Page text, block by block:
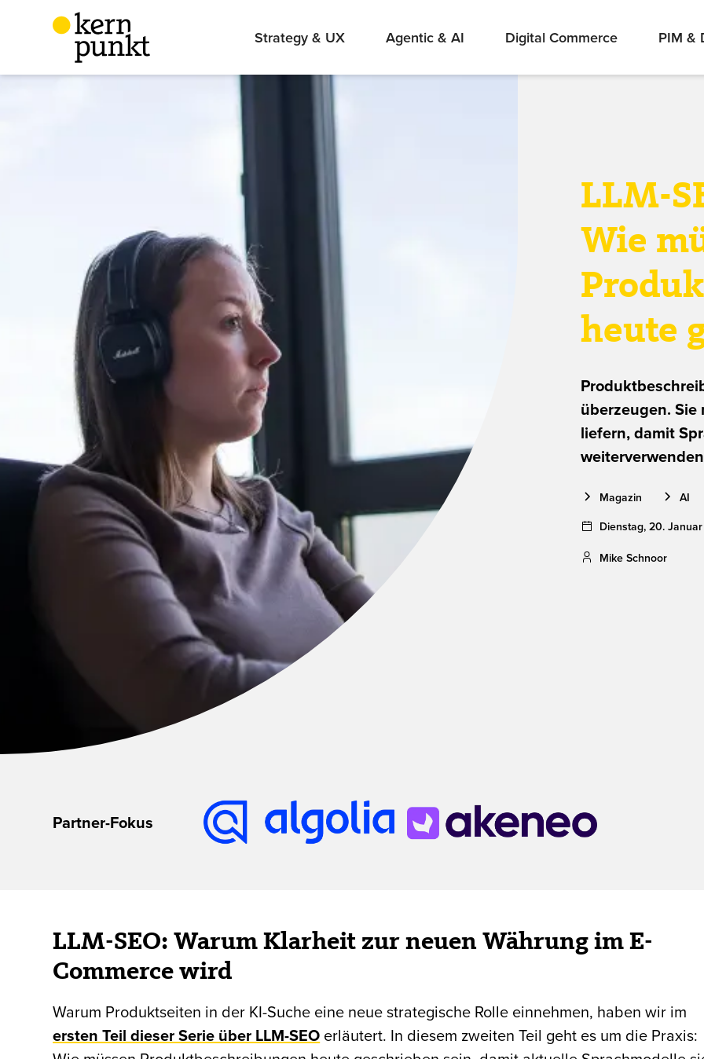
Strategy & UX Agentic & AI Digital Commerce PIM &
LLM-
Wie
heute
überzeugen.
liefern, damit
Magazin
AI
Dienstag, 20. Januar
Mike Schnoor
Partner-Fokus
LLM-SEO: Warum Klarheit zur neuen Währung im E-
Commerce wird
Warum Produktseiten in der KI-Suche eine neue strategische Rolle einnehmen, haben wir im
ersten Teil dieser Serie über LLM-SEO erläutert. In diesem zweiten Teil geht es um die Praxis: